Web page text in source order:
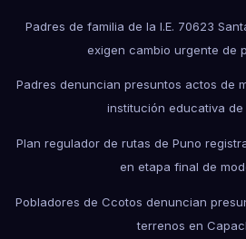
Padres de familia de la I.E. 70623
exigen cambio urgente de
Padres denuncian presuntos actos de
institución educativa de
Plan regulador de rutas de Puno
en etapa final de
Pobladores de Ccotos denuncian
terrenos en